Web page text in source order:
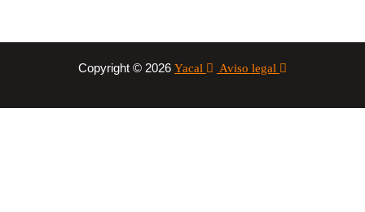
Copyright © 2026 Yacal Aviso legal